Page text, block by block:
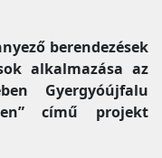
berendezések
alkalmazása az
Gyergyóújfalu
című projekt